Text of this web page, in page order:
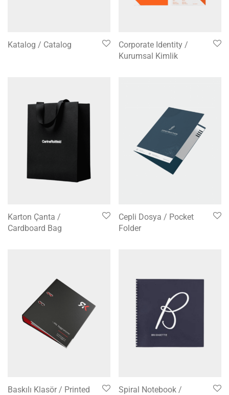
Katalog / Catalog
Corporate Identity /
Kurumsal Kimlik
Karton Çanta /
Cardboard Bag
Cepli Dosya / Pocket
Folder
Baskılı Klasör / Printed
Spiral Notebook /